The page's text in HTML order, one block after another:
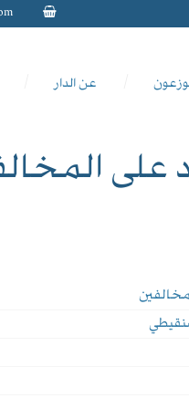
عن الدار
على